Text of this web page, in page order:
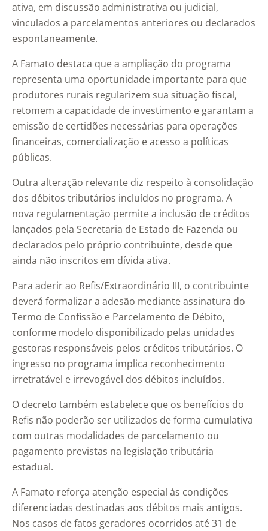
ativa, em discussão administrativa ou judicial,
vinculados a parcelamentos anteriores ou declarados
espontaneamente.
A Famato destaca que a ampliação do programa
representa uma oportunidade importante para que
produtores rurais regularizem sua situação fiscal,
retomem a capacidade de investimento e garantam a
emissão de certidões necessárias para operações
financeiras, comercialização e acesso a políticas
públicas.
Outra alteração relevante diz respeito à consolidação
dos débitos tributários incluídos no programa. A
nova regulamentação permite a inclusão de créditos
lançados pela Secretaria de Estado de Fazenda ou
declarados pelo próprio contribuinte, desde que
ainda não inscritos em dívida ativa.
Para aderir ao Refis/Extraordinário III, o contribuinte
deverá formalizar a adesão mediante assinatura do
Termo de Confissão e Parcelamento de Débito,
conforme modelo disponibilizado pelas unidades
gestoras responsáveis pelos créditos tributários. O
ingresso no programa implica reconhecimento
irretratável e irrevogável dos débitos incluídos.
O decreto também estabelece que os benefícios do
Refis não poderão ser utilizados de forma cumulativa
com outras modalidades de parcelamento ou
pagamento previstas na legislação tributária
estadual.
A Famato reforça atenção especial às condições
diferenciadas destinadas aos débitos mais antigos.
Nos casos de fatos geradores ocorridos até 31 de